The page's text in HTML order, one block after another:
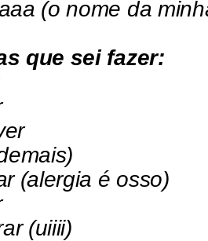
(o nome da
que sei fazer:
(alergia é osso)
(uiiii)